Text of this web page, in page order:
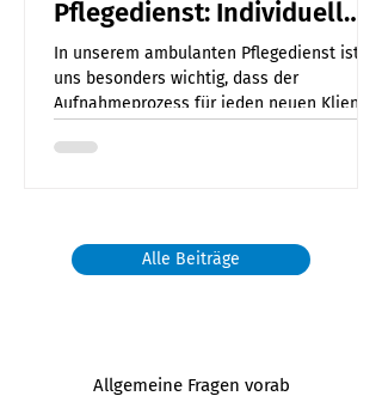
Pflegedienst: Individuell
und bedürfnisorientiert
In unserem ambulanten Pflegedienst ist es
uns besonders wichtig, dass der
Aufnahmeprozess für jeden neuen Klienten
Alle Beiträge
Allgemeine Fragen vorab